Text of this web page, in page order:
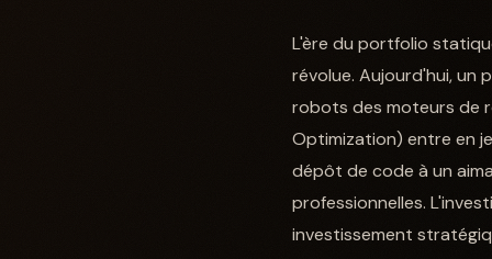
L'ère du portfolio
révolue. Aujourd'hui,
robots des moteurs de
Optimization) entre en
dépôt de code à un
professionnelles.
investissement